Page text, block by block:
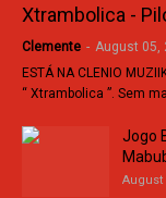
Xtrambolica -
Clemente - August 05,
ESTÁ NA CLENIO
“ Xtrambolica ”. Sem
Jogo
August